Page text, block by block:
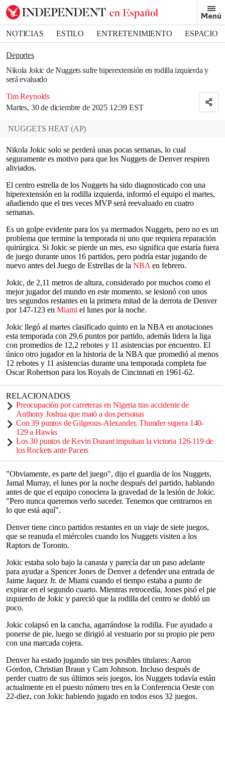
Menú
NOTICIAS ESTILO ENTRETENIMIENTO
ESPACIO
DEPORTES
Deportes
Nikola Jokic de Nuggets sufre hiperextensión en rodilla izquierda y
será evaluado
Tim Reynolds
Martes, 30 de diciembre de 2025 12:39 EST
Bookmark popover
Removed from bookmarks
Close popover
NUGGETS HEAT (AP)
Nikola Jokic solo se perderá unas pocas semanas, lo cual
seguramente es motivo para que los Nuggets de Denver respiren
aliviados.
El centro estrella de los Nuggets ha sido diagnosticado con una
hiperextensión en la rodilla izquierda, informó el equipo el martes,
añadiendo que el tres veces MVP será reevaluado en cuatro
semanas.
Es un golpe evidente para los ya mermados Nuggets, pero no es un
problema que termine la temporada ni uno que requiera reparación
quirúrgica. Si Jokic se pierde un mes, eso significa que estaría fuera
de juego durante unos 16 partidos, pero podría estar jugando de
nuevo antes del Juego de Estrellas de la NBA en febrero.
Jokic, de 2,11 metros de altura, considerado por muchos como el
mejor jugador del mundo en este momento, se lesionó con unos
tres segundos restantes en la primera mitad de la derrota de Denver
por 147-123 en Miami el lunes por la noche.
Jokic llegó al martes clasificado quinto en la NBA en anotaciones
esta temporada con 29,6 puntos por partido, además lidera la liga
con promedios de 12,2 rebotes y 11 asistencias por encuentro. El
único otro jugador en la historia de la NBA que promedió al menos
12 rebotes y 11 asistencias durante una temporada completa fue
Oscar Robertson para los Royals de Cincinnati en 1961-62.
RELACIONADOS
Preocupación por carreteras en Nigeria tras accidente de
Anthony Joshua que mató a dos personas
Con 39 puntos de Gilgeous-Alexander, Thunder supera 140-
129 a Hawks
Los 30 puntos de Kevin Durant impulsan la victoria 126-119 de
los Rockets ante Pacers
"Obviamente, es parte del juego", dijo el guardia de los Nuggets,
Jamal Murray, el lunes por la noche después del partido, hablando
antes de que el equipo conociera la gravedad de la lesión de Jokic.
"Pero nunca queremos verlo suceder. Tenemos que centrarnos en
lo que está aquí".
Denver tiene cinco partidos restantes en un viaje de siete juegos,
que se reanuda el miércoles cuando los Nuggets visiten a los
Raptors de Toronto.
Jokic estaba solo bajo la canasta y parecía dar un paso adelante
para ayudar a Spencer Jones de Denver a defender una entrada de
Jaime Jaquez Jr. de Miami cuando el tiempo estaba a punto de
expirar en el segundo cuarto. Mientras retrocedía, Jones pisó el pie
izquierdo de Jokic y pareció que la rodilla del centro se dobló un
poco.
Jokic colapsó en la cancha, agarrándose la rodilla. Fue ayudado a
ponerse de pie, luego se dirigió al vestuario por su propio pie pero
con una marcada cojera.
Denver ha estado jugando sin tres posibles titulares: Aaron
Gordon, Christian Braun y Cam Johnson. Incluso después de
perder cuatro de sus últimos seis juegos, los Nuggets todavía están
actualmente en el puesto número tres en la Conferencia Oeste con
22-diez, con Jokic habiendo jugado en todos esos 32 juegos.